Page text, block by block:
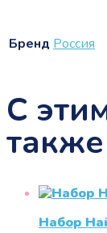
Бренд Россия
С
Набор